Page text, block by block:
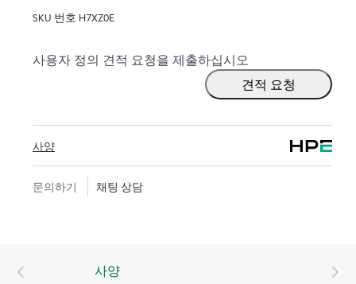
SKU 번호 H7XZ0E
사용자 정의 견적 요청을 제출하십시오
견적 요청
사양
문의하기 채팅 상담
사양